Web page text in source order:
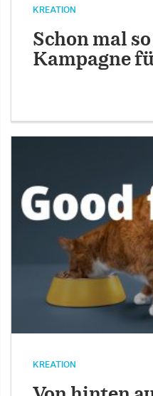
KREATION
Schon mal
Kampagne
KREATION